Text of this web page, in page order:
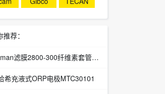
推荐：
Whatman滤膜2800-300纤维素套管,单层厚度1mm,30x100mm/25
希充液式ORP电极MTC30101